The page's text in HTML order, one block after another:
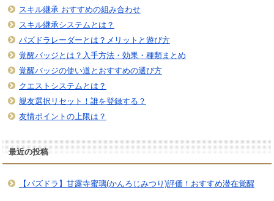
スキル継承 おすすめの組み合わせ
スキル継承システムとは？
パズドラレーダーとは？メリットと遊び方
覚醒バッジとは？入手方法・効果・種類まとめ
覚醒バッジの使い道とおすすめの選び方
クエストシステムとは？
親友選択リセット！誰を登録する？
友情ポイントの上限は？
最近の投稿
【パズドラ】甘露寺蜜璃(かんろじみつり)評価！おすすめ潜在覚醒